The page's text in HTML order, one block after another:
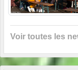
Voir toutes les